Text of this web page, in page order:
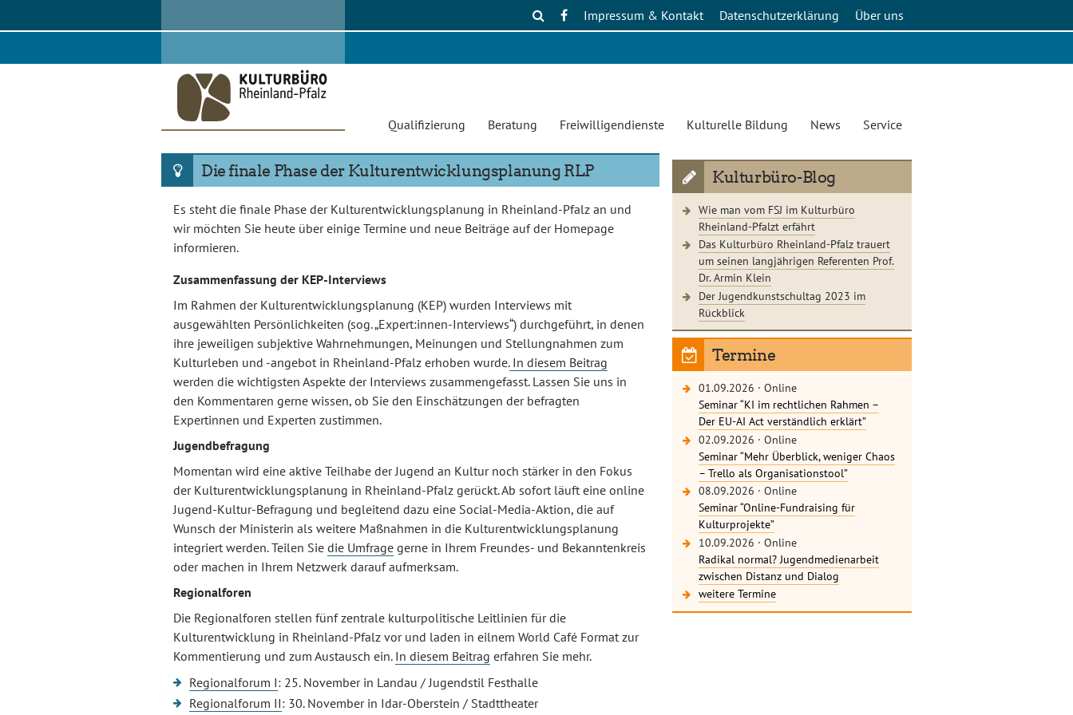
content
Über uns
Datenschutzerklärung
Impressum & Kontakt
Qualifizierung Beratung Freiwilligendienste Kulturelle Bildung News Service
Die finale Phase der Kulturentwicklungsplanung RLP
Es steht die finale Phase der Kulturentwicklungsplanung in Rheinland-Pfalz an und
wir möchten Sie heute über einige Termine und neue Beiträge auf der Homepage
informieren.
Zusammenfassung der KEP-Interviews
Im Rahmen der Kulturentwicklungsplanung (KEP) wurden Interviews mit
ausgewählten Persönlichkeiten (sog. „Expert:innen-Interviews“) durchgeführt, in denen
ihre jeweiligen subjektive Wahrnehmungen, Meinungen und Stellungnahmen zum
Kulturleben und -angebot in Rheinland-Pfalz erhoben wurde.In diesem Beitrag
werden die wichtigsten Aspekte der Interviews zusammengefasst. Lassen Sie uns in
den Kommentaren gerne wissen, ob Sie den Einschätzungen der befragten
Expertinnen und Experten zustimmen.
Jugendbefragung
Momentan wird eine aktive Teilhabe der Jugend an Kultur noch stärker in den Fokus
der Kulturentwicklungsplanung in Rheinland-Pfalz gerückt. Ab sofort läuft eine online
Jugend-Kultur-Befragung und begleitend dazu eine Social-Media-Aktion, die auf
Wunsch der Ministerin als weitere Maßnahmen in die Kulturentwicklungsplanung
integriert werden. Teilen Sie die Umfrage gerne in Ihrem Freundes- und Bekanntenkreis
oder machen in Ihrem Netzwerk darauf aufmerksam.
Regionalforen
Die Regionalforen stellen fünf zentrale kulturpolitische Leitlinien für die
Kulturentwicklung in Rheinland-Pfalz vor und laden in eilnem World Café Format zur
Kommentierung und zum Austausch ein. In diesem Beitrag erfahren Sie mehr.
Regionalforum I: 25. November in Landau / Jugendstil Festhalle
Regionalforum II: 30. November in Idar-Oberstein / Stadttheater
Kulturbüro-Blog
Wie man vom FSJ im Kulturbüro
Rheinland-Pfalzt erfährt
Das Kulturbüro Rheinland-Pfalz trauert
um seinen langjährigen Referenten Prof.
Dr. Armin Klein
Der Jugendkunstschultag 2023 im
Rückblick
Termine
01.09.2026 · Online
Seminar “KI im rechtlichen Rahmen –
Der EU-AI Act verständlich erklärt”
02.09.2026 · Online
Seminar “Mehr Überblick, weniger Chaos
– Trello als Organisationstool”
08.09.2026 · Online
Seminar “Online-Fundraising für
Kulturprojekte”
10.09.2026 · Online
Radikal normal? Jugendmedienarbeit
zwischen Distanz und Dialog
weitere Termine